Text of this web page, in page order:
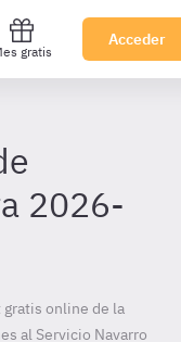
gratis
Acceder
2026-
online de la
al Servicio Navarro